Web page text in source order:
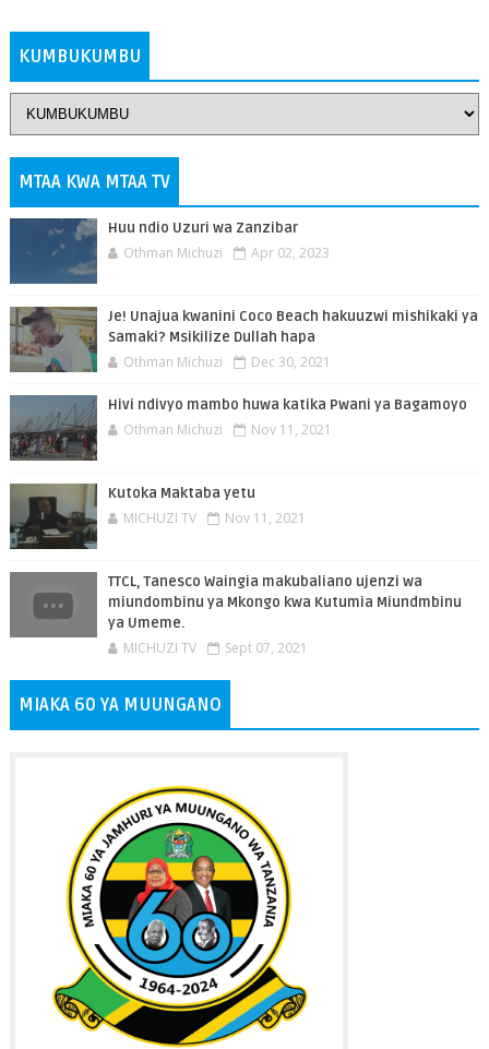
KUMBUKUMBU
MTAA KWA MTAA TV
Huu ndio Uzuri wa Zanzibar
Othman Michuzi Apr 02, 2023
Je! Unajua kwanini Coco Beach hakuuzwi mishikaki ya
Samaki? Msikilize Dullah hapa
Othman Michuzi Dec 30, 2021
Hivi ndivyo mambo huwa katika Pwani ya Bagamoyo
Othman Michuzi Nov 11, 2021
Kutoka Maktaba yetu
MICHUZI TV Nov 11, 2021
TTCL, Tanesco Waingia makubaliano ujenzi wa
miundombinu ya Mkongo kwa Kutumia Miundmbinu
ya Umeme.
MICHUZI TV Sept 07, 2021
MIAKA 60 YA MUUNGANO